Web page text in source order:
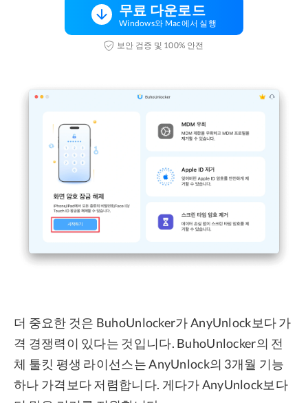
무료 다운로드
Windows와 Mac에서 실행
보안 검증 및 100% 안전
더 중요한 것은 BuhoUnlocker가 AnyUnlock보다 가
격 경쟁력이 있다는 것입니다. BuhoUnlocker의 전
체 툴킷 평생 라이선스는 AnyUnlock의 3개월 기능
하나 가격보다 저렴합니다. 게다가 AnyUnlock보다